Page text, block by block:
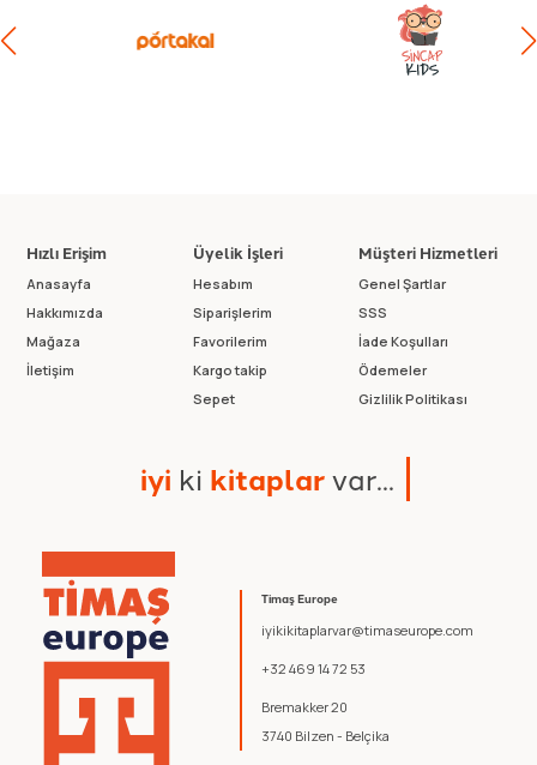
Timaş Europe
iyikikitaplarvar@timaseurope.com
+32 469 14 72 53
Bremakker 20
3740 Bilzen - Belçika
Hızlı Erişim
Anasayfa
Hakkımızda
Mağaza
İletişim
Üyelik İşleri
Hesabım
Siparişlerim
Favorilerim
Kargo takip
Sepet
Müşteri Hizmetleri
Genel Şartlar
SSS
İade Koşulları
Ödemeler
Gizlilik Politikası
iyi ki kitaplarvar...